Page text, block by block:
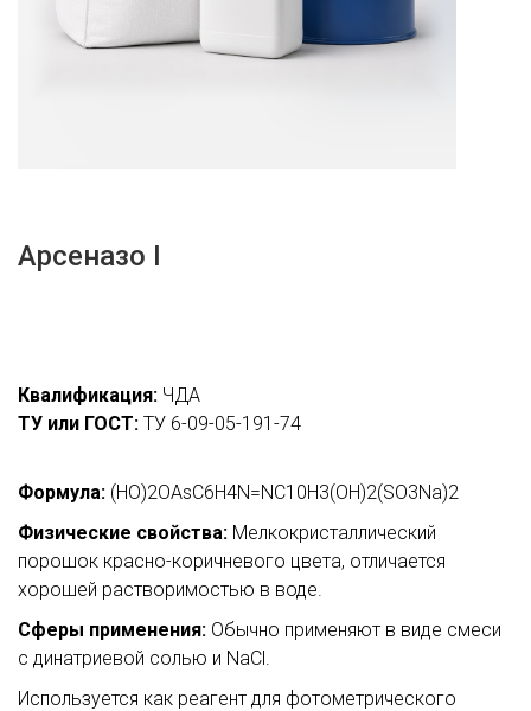
Арсеназо I
Квалификация: ЧДА
ТУ или ГОСТ: ТУ 6-09-05-191-74
Формула: (HO)2OAsC6H4N=NC10H3(OH)2(SO3Na)2
Физические свойства: Мелкокристаллический
порошок красно-коричневого цвета, отличается
хорошей растворимостью в воде.
Сферы применения: Обычно применяют в виде смеси
с динатриевой солью и NaCl.
Используется как реагент для фотометрического